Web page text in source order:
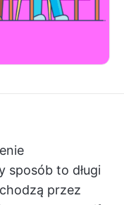
sposób to długi
przez